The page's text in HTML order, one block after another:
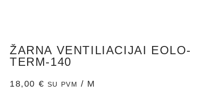
ŽARNA VENTILIACIJAI EOLO-
TERM-140
18,00 € SU PVM / M